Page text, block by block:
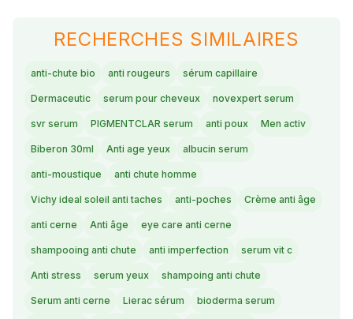
RECHERCHES SIMILAIRES
anti-chute bio anti rougeurs sérum capillaire
Dermaceutic serum pour cheveux novexpert serum
svr serum PIGMENTCLAR serum anti poux Men activ
Biberon 30ml Anti age yeux albucin serum
anti-moustique anti chute homme
Vichy ideal soleil anti taches anti-poches Crème anti âge
anti cerne Anti âge eye care anti cerne
shampooing anti chute anti imperfection serum vit c
Anti stress serum yeux shampoing anti chute
Serum anti cerne Lierac sérum bioderma serum